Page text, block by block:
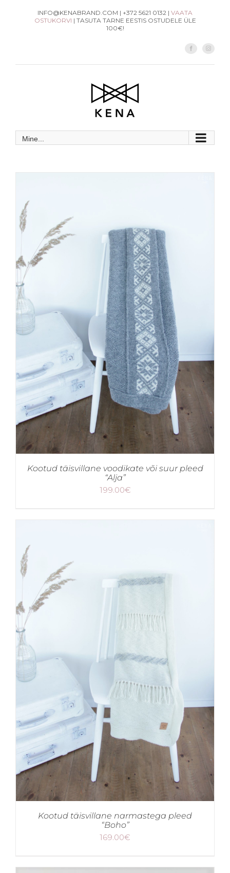
INFO@KENABRAND.COM | +372 5621 0132 | VAATA
OSTUKORVI | TASUTA TARNE EESTIS OSTUDELE ÜLE
100€!
Facebook
Mine...
Kootud täisvillane voodikate või suur pleed
“Alja”
199.00€
Kootud täisvillane narmastega pleed
“Boho”
169.00€